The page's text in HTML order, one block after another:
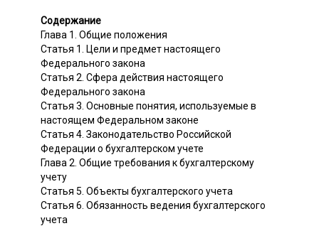
Содержание
Глава 1. Общие положения
Статья 1. Цели и предмет настоящего
Федерального закона
Статья 2. Сфера действия настоящего
Федерального закона
Статья 3. Основные понятия, используемые в
настоящем Федеральном законе
Статья 4. Законодательство Российской
Федерации о бухгалтерском учете
Глава 2. Общие требования к бухгалтерскому
учету
Статья 5. Объекты бухгалтерского учета
Статья 6. Обязанность ведения бухгалтерского
учета